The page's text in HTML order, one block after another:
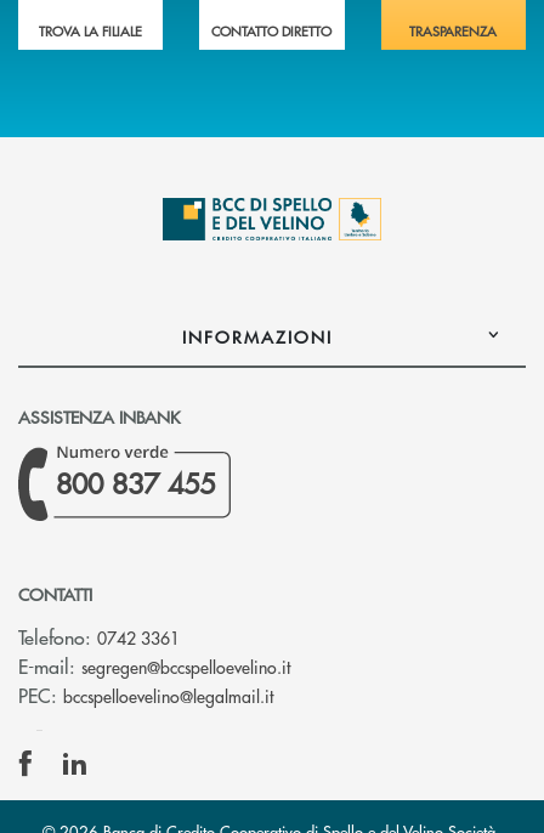
TROVA LA FILIALE CONTATTO DIRETTO TRASPARENZA
INFORMAZIONI
ASSISTENZA INBANK
800 837 455
CONTATTI
Telefono: 0742 3361
E-mail: segregen@bccspelloevelino.it(si apre l’app di posta
PEC: bccspelloevelino@legalmail.it(si apre l’app di posta